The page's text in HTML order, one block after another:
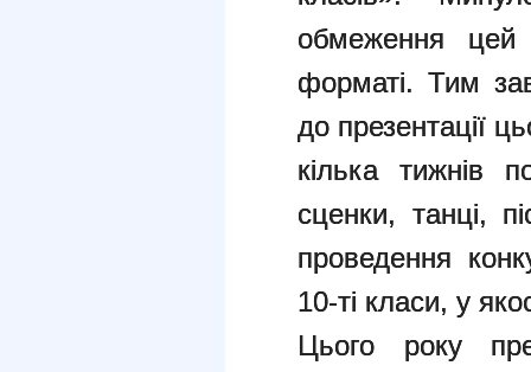
обмеження цей
форматі. Тим
до презентації
кілька тижнів
сценки, танці,
проведення
10-ті класи, у
Цього року